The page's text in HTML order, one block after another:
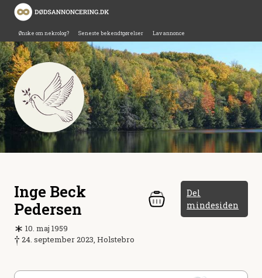
Ønske om nekrolog? Seneste bekendtgørelser Lav annonce
Inge Beck
Pedersen
Del
mindesiden
10. maj 1959
24. september 2023, Holstebro